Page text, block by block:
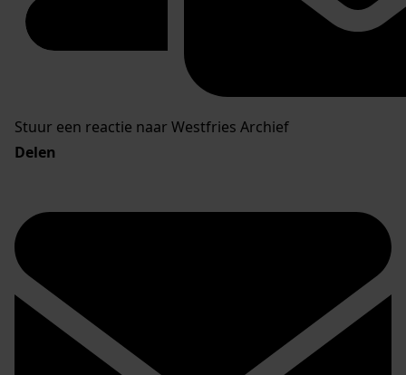
Stuur een reactie naar Westfries Archief
Delen